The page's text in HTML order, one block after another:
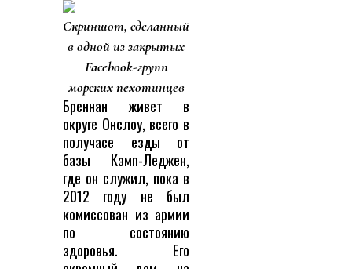
Скриншот, сделанный
в одной из закрытых
Facebook-групп
морских пехотинцев
Бреннан живет в
округе Онслоу, всего в
получасе езды от
базы Кэмп-Леджен,
где он служил, пока в
2012 году не был
комиссован из армии
по состоянию
здоровья. Его